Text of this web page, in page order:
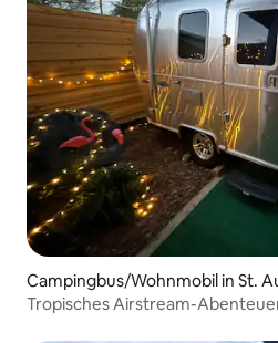
Campingbus/Wohnmobil in St.
Tropisches Airstream-